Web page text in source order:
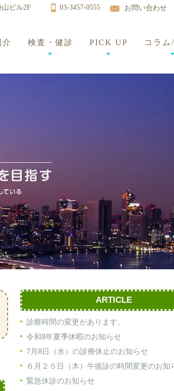
山ビル2F 03-3457-0555 お問い合わせ
介 検査・健診 PICK UP コラ
ARTICLE
診療時間の変更があります。
令和8年夏季休暇のお知らせ
7月8日（水）の診療休止のお知らせ
６月２５日（木）午後診の時間変更のお知
緊急休診のお知らせ